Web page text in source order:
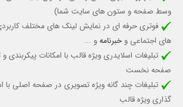
وسط صفحه و ستون های سایت شما)
فوتری حرفه ای در نمایش لینک های مختلف
های اجتماعی و خبرنامهو ...
تبلیغات اسلایدری ویژه قالب با امکانات پیکربندی
صفحه نخست
تبلیغات چند گانه ویژه تصویری در صفحه اصلی با
گذاری ویژه قالب